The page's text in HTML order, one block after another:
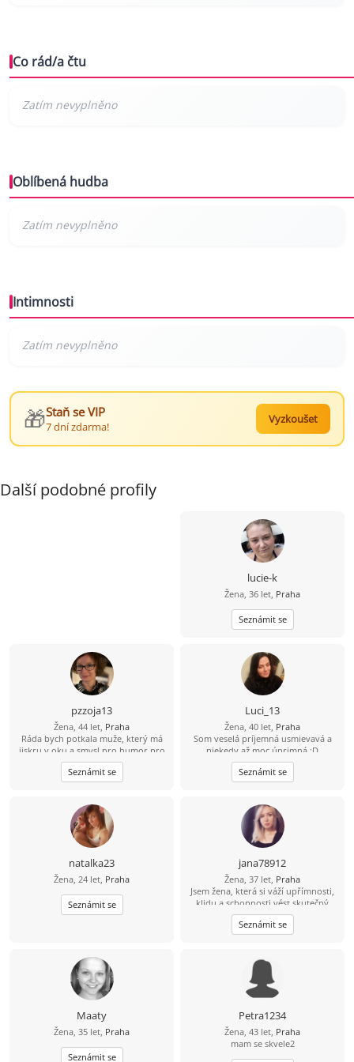
Co rád/a čtu
Oblíbená hudba
Intimnosti
🎁Staň se VIP
7 dní zdarma!
Vyzkoušet
Další podobné profily
lucie-k
Žena, 36 let, Praha
Seznámit se
pzzoja13
Žena, 44 let, Praha
Ráda bych potkala muže, který má
jiskru v oku a smysl pro humor pro
společné zítřky.
Seznámit se
Luci_13
Žena, 40 let, Praha
Som veselá príjemná usmievavá a
niekedy až moc úprimná :D
Seznámit se
natalka23
Žena, 24 let, Praha
Seznámit se
jana78912
Žena, 37 let, Praha
Jsem žena, která si váží upřímnosti,
klidu a schopnosti vést skutečný
rozhovor, ne jen komunikaci „pro
formu“. Je pro mě důležité mít po
svém boku partnera, se kterým se
budoucnost, ale také jednoduše
mlčet, aniž by to bylo nepříjemné. V
životě se snažím udržovat
rovnováhu mezi osobním rozvojem
jednoduchých věcí – útulných
večerů, procházek, dobré kávy a
upřímných rozhovorů. Ráda
poznávám nové věci, občas
Seznámit se
Maaty
Žena, 35 let, Praha
Seznámit se
Petra1234
Žena, 43 let, Praha
mam se skvele2